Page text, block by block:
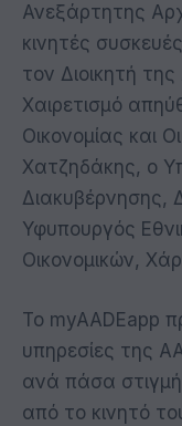
Ανεξάρτητης
κινητές
τον Διοικητή
Χαιρετισμό
Οικονομίας και
Χατζηδάκης, ο
Διακυβέρνησης,
Υφυπουργός
Οικονομικών,
Το myAADEapp
υπηρεσίες της
ανά πάσα
από το κινητό